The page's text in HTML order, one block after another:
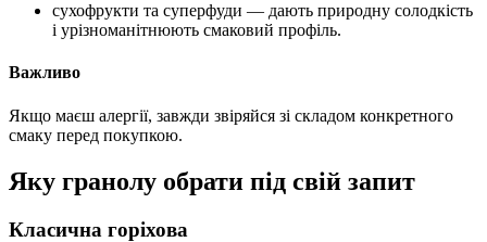
сухофрукти та суперфуди — дають природну солодкість
і урізноманітнюють смаковий профіль.
Важливо
Якщо маєш алергії, завжди звіряйся зі складом конкретного
смаку перед покупкою.
Яку гранолу обрати під свій запит
Класична горіхова